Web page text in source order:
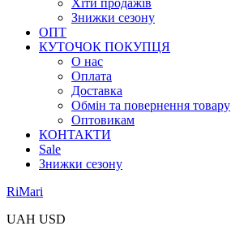
Хіти продажів
Знижки сезону
ОПТ
КУТОЧОК ПОКУПЦЯ
О нас
Оплата
Доставка
Обмін та повернення товару
Оптовикам
КОНТАКТИ
Sale
Знижки сезону
RiMari
UAH USD